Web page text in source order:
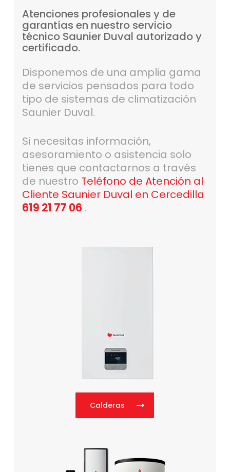
Atenciones profesionales y de
garantías en nuestro servicio
técnico Saunier Duval autorizadoy
certificado.
Disponemos de una amplia gama
de servicios pensados para todo
tipo de sistemas de climatización
Saunier Duval.
Si necesitas información,
asesoramiento o asistencia solo
tienes que contactarnos a través
de nuestro Teléfono de Atención al
Cliente Saunier Duval en Cercedilla
619 21 77 06 .
Calderas